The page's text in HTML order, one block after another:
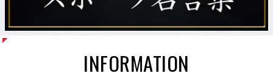
INFORMATION